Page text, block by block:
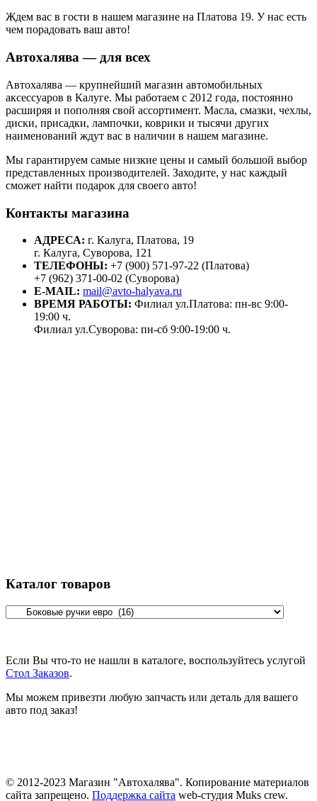
Ждем вас в гости в нашем магазине на Платова 19. У нас есть
чем порадовать ваш авто!
Автохалява — для всех
Автохалява — крупнейший магазин автомобильных
аксессуаров в Калуге. Мы работаем с 2012 года, постоянно
расширяя и пополняя свой ассортимент. Масла, смазки, чехлы,
диски, присадки, лампочки, коврики и тысячи других
наименований ждут вас в наличии в нашем магазине.
Мы гарантируем самые низкие цены и самый большой выбор
представленных производителей. Заходите, у нас каждый
сможет найти подарок для своего авто!
Контакты магазина
АДРЕСА: г. Калуга, Платова, 19
г. Калуга, Суворова, 121
ТЕЛЕФОНЫ: +7 (900) 571-97-22 (Платова)
+7 (962) 371-00-02 (Суворова)
E-MAIL: mail@avto-halyava.ru
ВРЕМЯ РАБОТЫ: Филиал ул.Платова: пн-вс 9:00-
19:00 ч.
Филиал ул.Суворова: пн-сб 9:00-19:00 ч.
Каталог товаров
Если Вы что-то не нашли в каталоге, воспользуйтесь услугой
Стол Заказов.
Мы можем привезти любую запчасть или деталь для вашего
авто под заказ!
© 2012-2023 Магазин "Автохалява". Копирование материалов
сайта запрещено. Поддержка сайта web-студия Muks crew.